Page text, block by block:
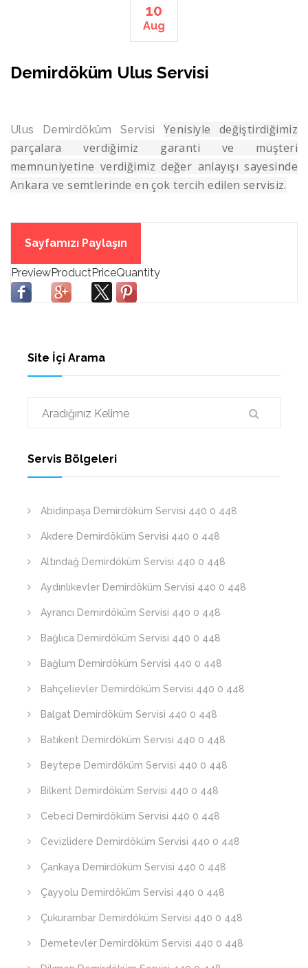
10
Aug
Demirdöküm Ulus Servisi
Ulus Demirdöküm Servisi Yenisiyle değiştirdiğimiz
parçalara verdiğimiz garanti ve müşteri
memnuniyetine verdiğimiz değer anlayışı sayesinde
Ankara ve semtlerinde en çok tercih edilen servisiz.
Sayfamızı Paylaşın
Site İçi Arama
Servis Bölgeleri
Abidinpaşa Demirdöküm Servisi 440 0 448
Akdere Demirdöküm Servisi 440 0 448
Altındağ Demirdöküm Servisi 440 0 448
Aydınlıkevler Demirdöküm Servisi 440 0 448
Ayrancı Demirdöküm Servisi 440 0 448
Bağlıca Demirdöküm Servisi 440 0 448
Bağlum Demirdöküm Servisi 440 0 448
Bahçelievler Demirdöküm Servisi 440 0 448
Balgat Demirdöküm Servisi 440 0 448
Batıkent Demirdöküm Servisi 440 0 448
Beytepe Demirdöküm Servisi 440 0 448
Bilkent Demirdöküm Servisi 440 0 448
Cebeci Demirdöküm Servisi 440 0 448
Cevizlidere Demirdöküm Servisi 440 0 448
Çankaya Demirdöküm Servisi 440 0 448
Çayyolu Demirdöküm Servisi 440 0 448
Çukurambar Demirdöküm Servisi 440 0 448
Demetevler Demirdöküm Servisi 440 0 448